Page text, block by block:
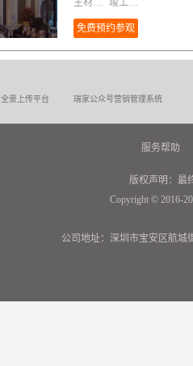
主材安装 竣工验收
免费预约参观
全景上传平台 瑞家公众号营销管理系统
服务帮助
版权声明：最
Copyright © 2016-
公司地址：深圳市宝安区航城